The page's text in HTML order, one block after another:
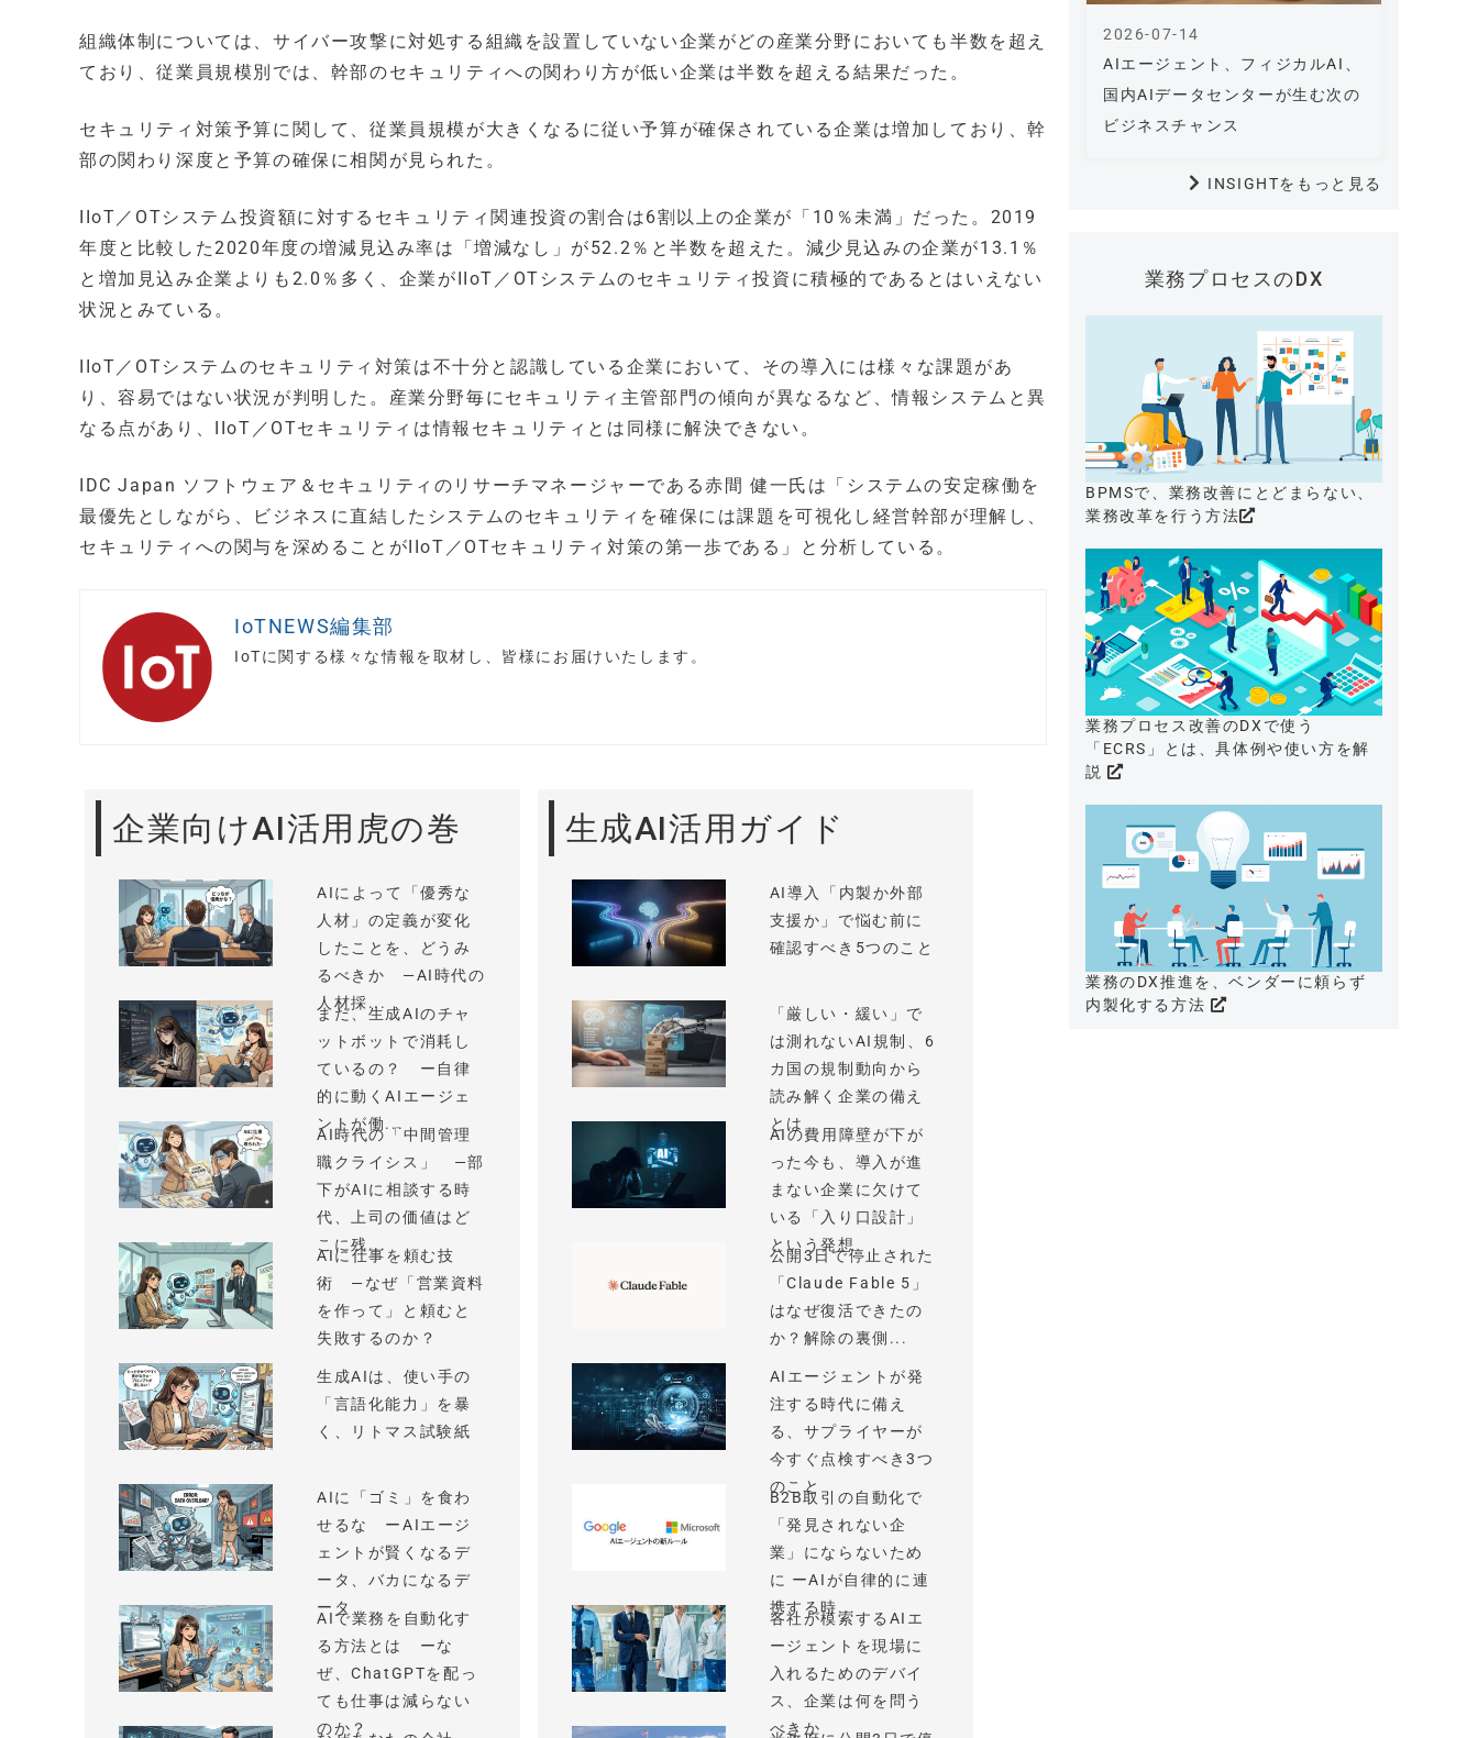
組織体制については、サイバー攻撃に対処する組織を設置していない企業がどの産業分野においても半数を超え
ており、従業員規模別では、幹部のセキュリティへの関わり方が低い企業は半数を超える結果だった。
セキュリティ対策予算に関して、従業員規模が大きくなるに従い予算が確保されている企業は増加しており、幹
部の関わり深度と予算の確保に相関が見られた。
IIoT／OTシステム投資額に対するセキュリティ関連投資の割合は6割以上の企業が「10％未満」だった。2019
年度と比較した2020年度の増減見込み率は「増減なし」が52.2％と半数を超えた。減少見込みの企業が13.1％
と増加見込み企業よりも2.0％多く、企業がIIoT／OTシステムのセキュリティ投資に積極的であるとはいえない
状況とみている。
IIoT／OTシステムのセキュリティ対策は不十分と認識している企業において、その導入には様々な課題があ
り、容易ではない状況が判明した。産業分野毎にセキュリティ主管部門の傾向が異なるなど、情報システムと異
なる点があり、IIoT／OTセキュリティは情報セキュリティとは同様に解決できない。
IDC Japan ソフトウェア＆セキュリティのリサーチマネージャーである赤間 健一氏は「システムの安定稼働を
最優先としながら、ビジネスに直結したシステムのセキュリティを確保には課題を可視化し経営幹部が理解し、
セキュリティへの関与を深めることがIIoT／OTセキュリティ対策の第一歩である」と分析している。
IoTNEWS編集部
IoTに関する様々な情報を取材し、皆様にお届けいたします。
企業向けAI活用虎の巻
AIによって「優秀な
人材」の定義が変化
したことを、どうみ
るべきか —AI時代の
人材採...
まだ、生成AIのチャ
ットボットで消耗し
ているの？ ー自律
的に動くAIエージェ
ントが働...
AI時代の「中間管理
職クライシス」 —部
下がAIに相談する時
代、上司の価値はど
こに残...
AIに仕事を頼む技
術 —なぜ「営業資料
を作って」と頼むと
失敗するのか？
生成AIは、使い手の
「言語化能力」を暴
く、リトマス試験紙
AIに「ゴミ」を食わ
せるな ーAIエージ
ェントが賢くなるデ
ータ、バカになるデ
ータ
AIで業務を自動化す
る方法とは ーな
ぜ、ChatGPTを配っ
ても仕事は減らない
のか？
生成AI活用ガイド
AI導入「内製か外部
支援か」で悩む前に
確認すべき5つのこと
「厳しい・緩い」で
は測れないAI規制、6
カ国の規制動向から
読み解く企業の備え
とは
AIの費用障壁が下が
った今も、導入が進
まない企業に欠けて
いる「入り口設計」
という発想
公開3日で停止された
「Claude Fable 5」
はなぜ復活できたの
か？解除の裏側...
AIエージェントが発
注する時代に備え
る、サプライヤーが
今すぐ点検すべき3つ
のこと
B2B取引の自動化で
「発見されない企
業」にならないため
に ーAIが自律的に連
携する時...
各社が模索するAIエ
ージェントを現場に
入れるためのデバイ
ス、企業は何を問う
べきか
AIエージェント、フィジカルAI、
国内AIデータセンターが生む次の
ビジネスチャンス
2026-07-14
INSIGHTをもっと見る
業務プロセスのDX
BPMSで、業務改善にとどまらない、
業務改革を行う方法
業務プロセス改善のDXで使う
「ECRS」とは、具体例や使い方を解
説
業務のDX推進を、ベンダーに頼らず
内製化する方法